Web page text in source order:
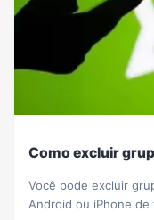
Como excluir
Você pode excluir
Android ou iPhone de